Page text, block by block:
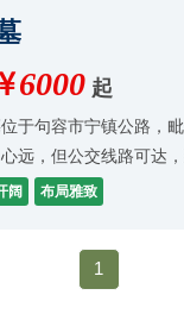
6000 起
于句容市宁镇公路，
远，但公交线路可达，
右。背靠横穿江宁地
阔 布局雅致
1